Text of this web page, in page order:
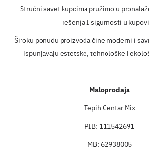
Strućni savet kupcima pružimo u
rešenja I sigurnosti u
Široku ponudu proizvoda čine moderni i
ispunjavaju estetske, tehnološke i
Maloprodaja
Tepih Centar Mix
PIB: 111542691
MB: 62938005